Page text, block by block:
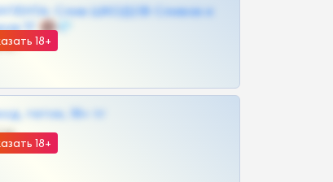
18+
Слив ШКОДОВ Сливов и
ТГ 🔞💎
@MILKPRIVATES39BOT
18+
теток, 18+ тг
@DARK15FLOWSBOT